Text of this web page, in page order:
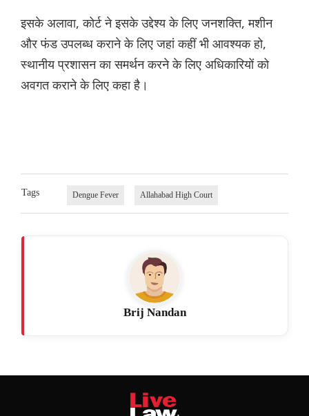
इसके अलावा, कोर्ट ने इसके उद्देश्य के लिए जनशक्ति, मशीन
और फंड उपलब्ध कराने के लिए जहां कहीं भी आवश्यक हो,
स्थानीय प्रशासन का समर्थन करने के लिए अधिकारियों को
अवगत कराने के लिए कहा है।
Tags Dengue Fever Allahabad High Court
Brij Nandan